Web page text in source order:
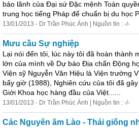
bảo lãnh của Đại sứ Đặc mệnh Toàn
trung học tiếng Pháp để chuẩn bị du học
13/01/2013 - Dr Trần Phúc Ánh | Nguồn tin : -/-
Mưu cầu Sự nghiệp
Lại nói đến tôi, lúc này tôi đã hoàn thành
lớn của mình về Dự báo Địa chấn Động
Viện sỹ Nguyễn Văn Hiệu là Viện trưởng
bấy giờ (1988), Nghiên cứu của tôi đã
Giới Khoa học hàng đầu của Việt......
13/01/2013 - Dr Trần Phúc Ánh | Nguồn tin : -/-
Các Nguyên âm Lào - Thái giống